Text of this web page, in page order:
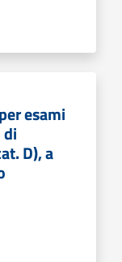
esami
D), a